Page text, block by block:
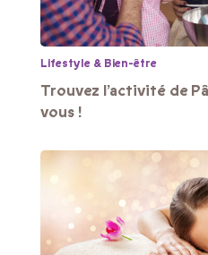
Lifestyle & Bien-être
Trouvez l’activité de
vous !